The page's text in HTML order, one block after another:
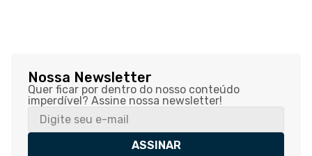
Nossa Newsletter
Quer ficar por dentro do nosso conteúdo
imperdível? Assine nossa newsletter!
ASSINAR